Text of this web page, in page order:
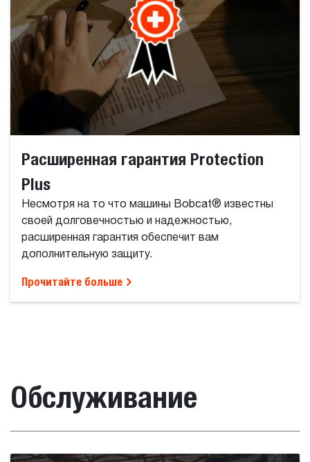
Расширенная гарантия Protection
Plus
Несмотря на то что машины Bobcat® известны
своей долговечностью и надежностью,
расширенная гарантия обеспечит вам
дополнительную защиту.
Прочитайте больше
Обслуживание